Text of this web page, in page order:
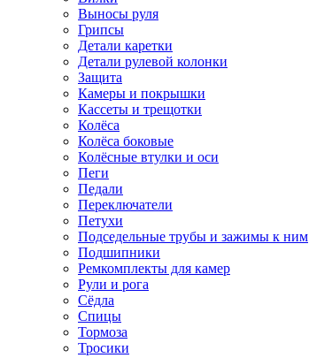
Выносы руля
Грипсы
Детали каретки
Детали рулевой колонки
Защита
Камеры и покрышки
Кассеты и трещотки
Колёса
Колёса боковые
Колёсные втулки и оси
Пеги
Педали
Переключатели
Петухи
Подседельные трубы и зажимы к ним
Подшипники
Ремкомплекты для камер
Рули и рога
Сёдла
Спицы
Тормоза
Тросики